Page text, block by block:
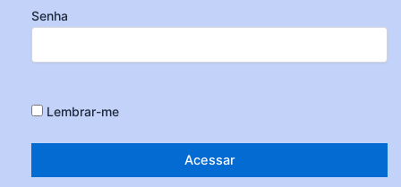
Senha
Lembrar-me